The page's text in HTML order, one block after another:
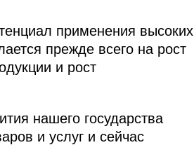
применения высоких
прежде всего на рост
и рост
нашего государства
и услуг и сейчас